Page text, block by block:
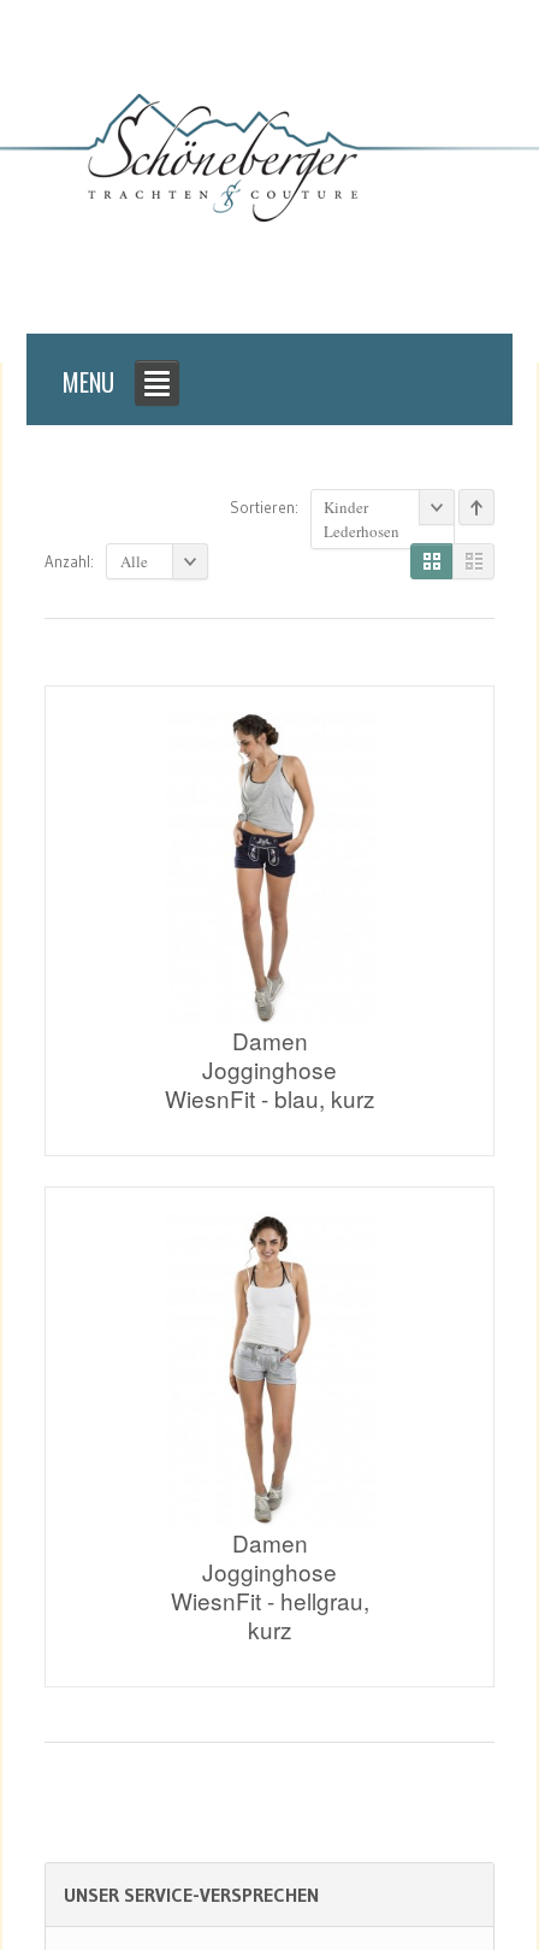
MENU
Sortieren:
Kinder
Lederhosen
Anzahl: Alle
Damen
Jogginghose
WiesnFit - blau, kurz
Damen
Jogginghose
WiesnFit - hellgrau,
kurz
UNSER SERVICE-VERSPRECHEN